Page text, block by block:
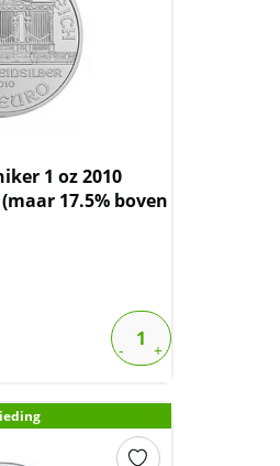
1 oz 2010
17.5% boven